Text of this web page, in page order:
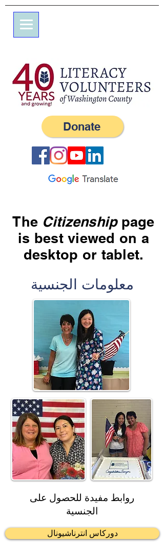
Donate
The Citizenship page
is best viewed on a
desktop or tablet.
معلومات الجنسية
روابط مفيدة للحصول على
الجنسية
دوركاس انترناشيونال